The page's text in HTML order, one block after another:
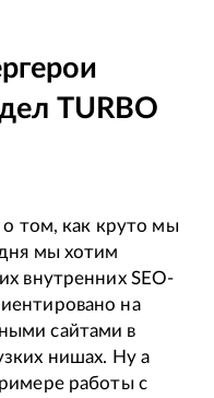
TURBO
о том, как круто мы
мы хотим
внутренних SEO-
на
сайтами в
нишах. Ну а
работы с